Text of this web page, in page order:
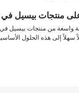
على منتجات بيسيل في
واسعة من منتجات بيسيل في
سهلاً إلى هذه الحلول